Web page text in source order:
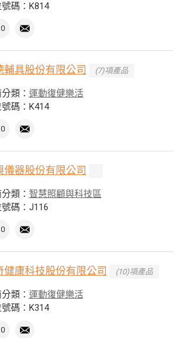
碼：K814
0
輔具股份有限公司 (7)項產品
類： 運動復健樂活
碼：K414
0
儀器股份有限公司
類： 智慧照顧與科技區
碼：J116
0
健康科技股份有限公司 (10)項產品
類： 運動復健樂活
碼：K314
0